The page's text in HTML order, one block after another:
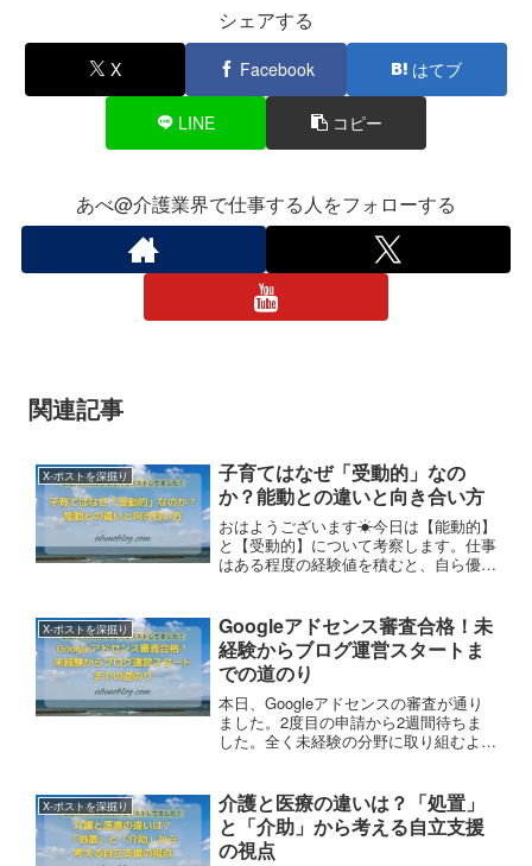
シェアする
X Facebook はてブ
LINE コピー
あべ@介護業界で仕事する人をフォローする
関連記事
X-ポストを深掘り
子育てはなぜ「受動的」なの
か？能動との違いと向き合い方
おはようございます☀今日は【能動的】
と【受動的】について考察します。仕事
はある程度の経験値を積むと、自ら優先
きません。子供の動きは予測不能です。
（←受動的）例えば…
X-ポストを深掘り
Googleアドセンス審査合格！未
経験からブログ運営スタートま
での道のり
本日、Googleアドセンスの審査が通り
ました。2度目の申請から2週間待ちま
した。全く未経験の分野に取り組むよう
できたと自己評価します。ここからがス
タートです。皆さんに有益な情報が届け
られるよう努めます。
X-ポストを深掘り
介護と医療の違いは？「処置」
と「介助」から考える自立支援
の視点